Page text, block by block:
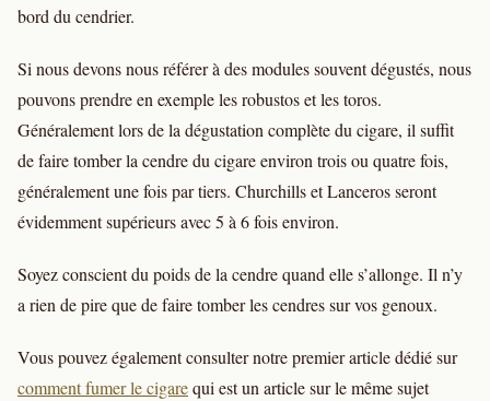
bord du cendrier.
Si nous devons nous référer à des modules souvent dégustés, nous
pouvons prendre en exemple les robustos et les toros.
Généralement lors de la dégustation complète du cigare, il suffit
de faire tomber la cendre du cigare environ trois ou quatre fois,
généralement une fois par tiers. Churchills et Lanceros seront
évidemment supérieurs avec 5 à 6 fois environ.
Soyez conscient du poids de la cendre quand elle s’allonge. Il n’y
a rien de pire que de faire tomber les cendres sur vos genoux.
Vous pouvez également consulter notre premier article dédié sur
comment fumer le cigarequi est un article sur le même sujet